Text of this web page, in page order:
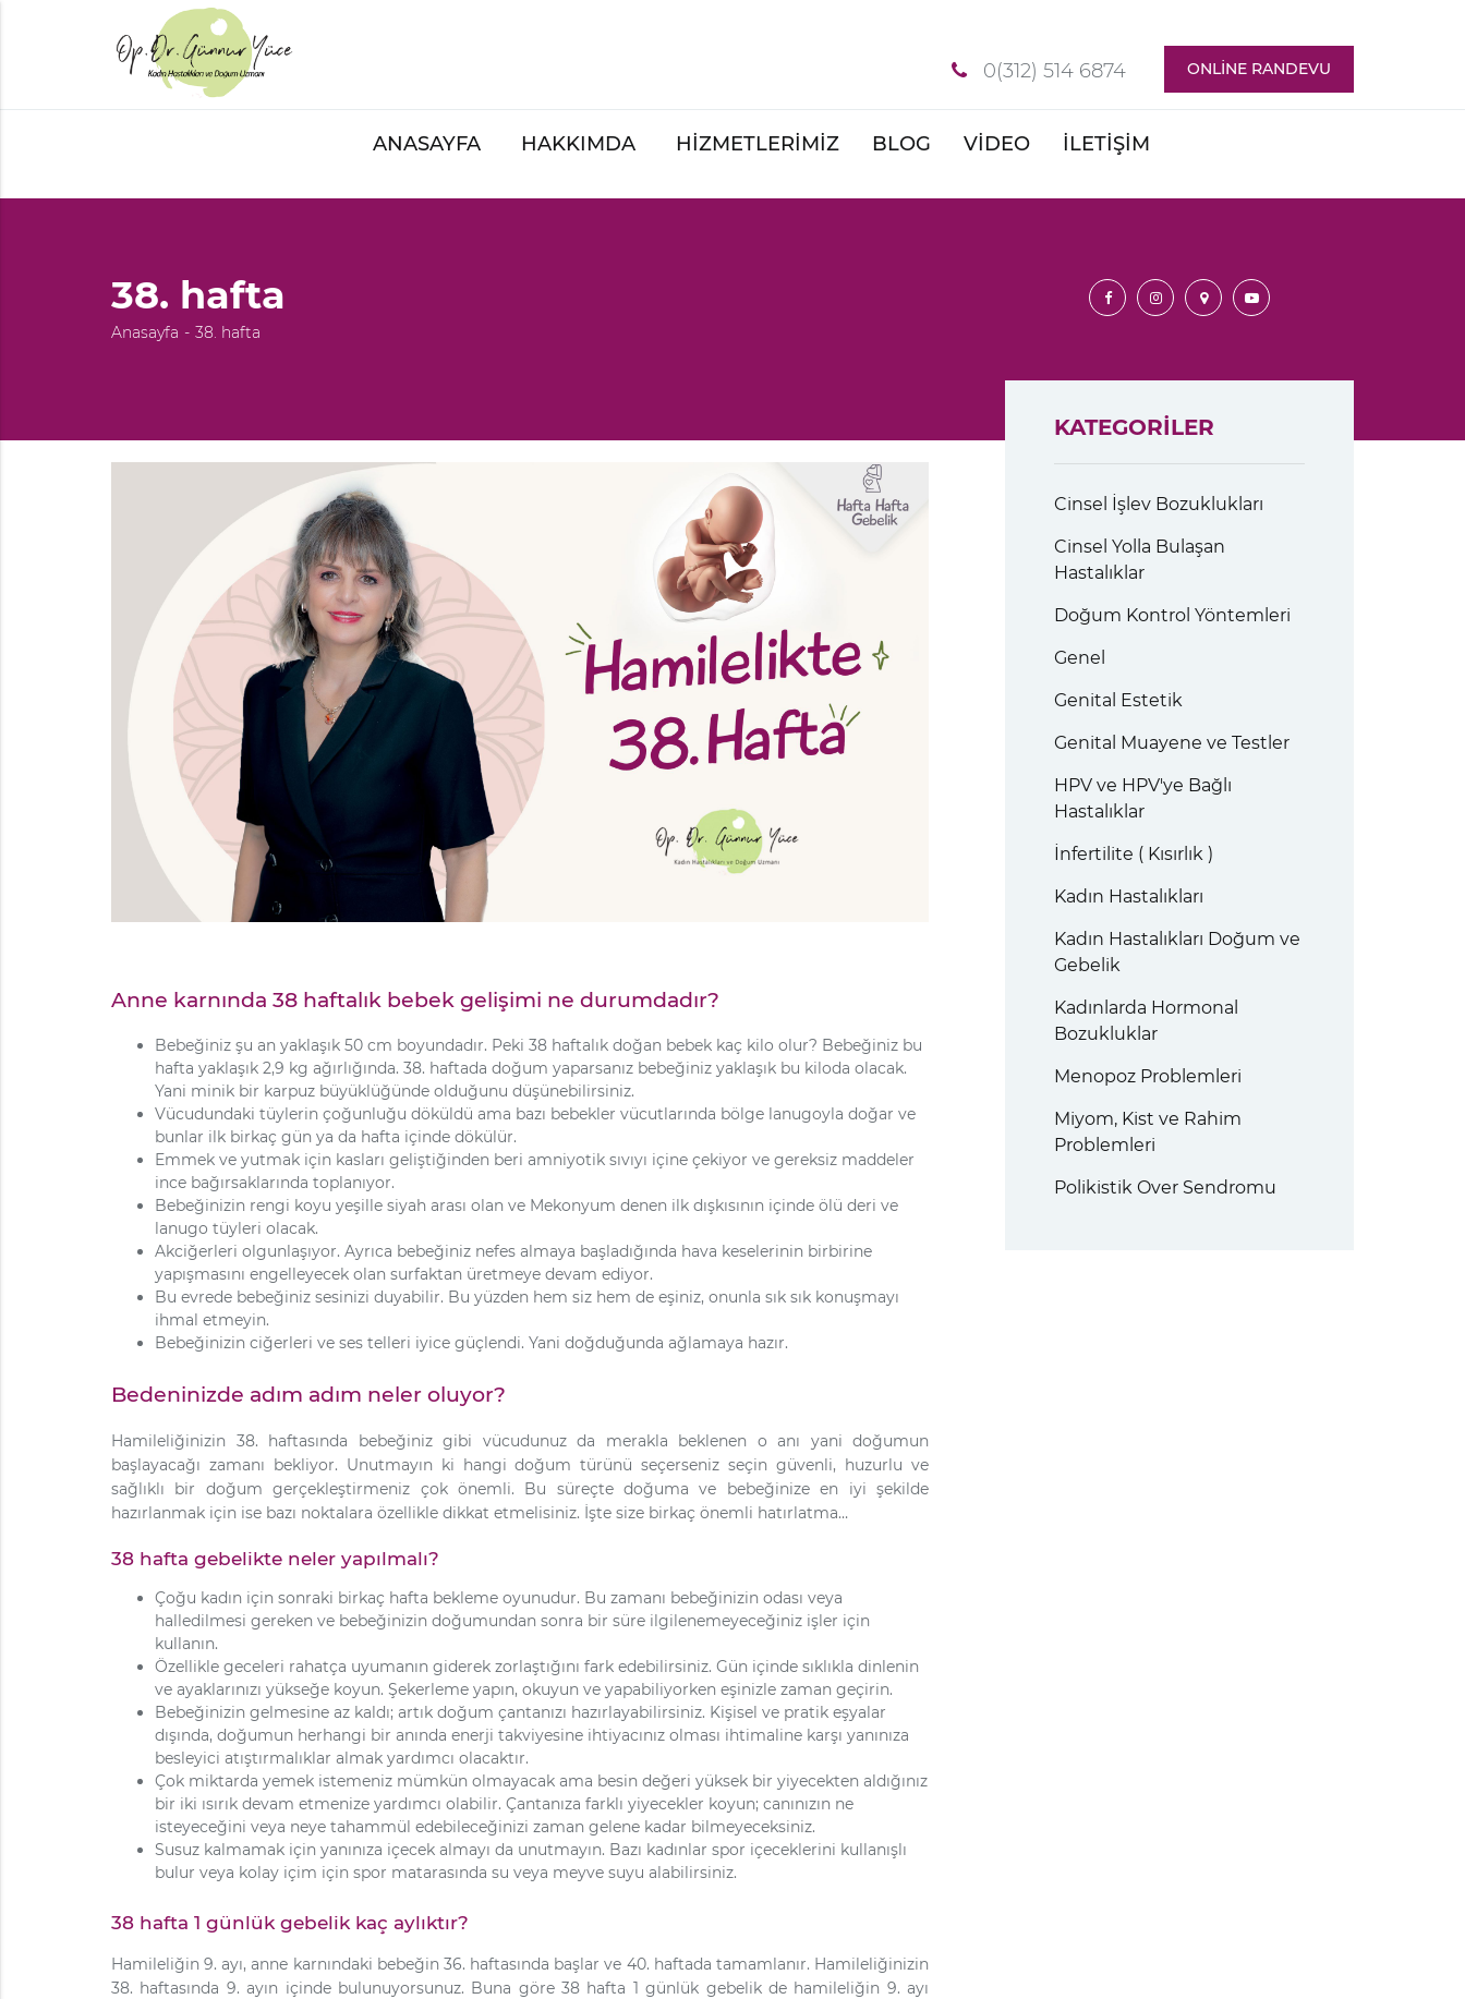
ONLİNE RANDEVU
0(312) 514 6874
ANASAYFA HAKKIMDA HİZMETLERİMİZ BLOG VİDEO İLETİŞİM
38. hafta
Anasayfa 38. hafta
Anne karnında 38 haftalık bebek gelişimi ne durumdadır?
Bebeğiniz şu an yaklaşık 50 cm boyundadır. Peki 38 haftalık doğan bebek kaç kilo olur? Bebeğiniz bu
hafta yaklaşık 2,9 kg ağırlığında. 38. haftada doğum yaparsanız bebeğiniz yaklaşık bu kiloda olacak.
Yani minik bir karpuz büyüklüğünde olduğunu düşünebilirsiniz.
Vücudundaki tüylerin çoğunluğu döküldü ama bazı bebekler vücutlarında bölge lanugoyla doğar ve
bunlar ilk birkaç gün ya da hafta içinde dökülür.
Emmek ve yutmak için kasları geliştiğinden beri amniyotik sıvıyı içine çekiyor ve gereksiz maddeler
ince bağırsaklarında toplanıyor.
Bebeğinizin rengi koyu yeşille siyah arası olan ve Mekonyum denen ilk dışkısının içinde ölü deri ve
lanugo tüyleri olacak.
Akciğerleri olgunlaşıyor. Ayrıca bebeğiniz nefes almaya başladığında hava keselerinin birbirine
yapışmasını engelleyecek olan surfaktan üretmeye devam ediyor.
Bu evrede bebeğiniz sesinizi duyabilir. Bu yüzden hem siz hem de eşiniz, onunla sık sık konuşmayı
ihmal etmeyin.
Bebeğinizin ciğerleri ve ses telleri iyice güçlendi. Yani doğduğunda ağlamaya hazır.
Bedeninizde adım adım neler oluyor?
Hamileliğinizin 38. haftasında bebeğiniz gibi vücudunuz da merakla beklenen o anı yani doğumun
başlayacağı zamanı bekliyor. Unutmayın ki hangi doğum türünü seçerseniz seçin güvenli, huzurlu ve
sağlıklı bir doğum gerçekleştirmeniz çok önemli. Bu süreçte doğuma ve bebeğinize en iyi şekilde
hazırlanmak için ise bazı noktalara özellikle dikkat etmelisiniz. İşte size birkaç önemli hatırlatma…
38 hafta gebelikte neler yapılmalı?
Çoğu kadın için sonraki birkaç hafta bekleme oyunudur. Bu zamanı bebeğinizin odası veya
halledilmesi gereken ve bebeğinizin doğumundan sonra bir süre ilgilenemeyeceğiniz işler için
kullanın.
Özellikle geceleri rahatça uyumanın giderek zorlaştığını fark edebilirsiniz. Gün içinde sıklıkla dinlenin
ve ayaklarınızı yükseğe koyun. Şekerleme yapın, okuyun ve yapabiliyorken eşinizle zaman geçirin.
Bebeğinizin gelmesine az kaldı; artık doğum çantanızı hazırlayabilirsiniz. Kişisel ve pratik eşyalar
dışında, doğumun herhangi bir anında enerji takviyesine ihtiyacınız olması ihtimaline karşı yanınıza
besleyici atıştırmalıklar almak yardımcı olacaktır.
Çok miktarda yemek istemeniz mümkün olmayacak ama besin değeri yüksek bir yiyecekten aldığınız
bir iki ısırık devam etmenize yardımcı olabilir. Çantanıza farklı yiyecekler koyun; canınızın ne
isteyeceğini veya neye tahammül edebileceğinizi zaman gelene kadar bilmeyeceksiniz.
Susuz kalmamak için yanınıza içecek almayı da unutmayın. Bazı kadınlar spor içeceklerini kullanışlı
bulur veya kolay içim için spor matarasında su veya meyve suyu alabilirsiniz.
38 hafta 1 günlük gebelik kaç aylıktır?
Hamileliğin 9. ayı, anne karnındaki bebeğin 36. haftasında başlar ve 40. haftada tamamlanır. Hamileliğinizin
38. haftasında 9. ayın içinde bulunuyorsunuz. Buna göre 38 hafta 1 günlük gebelik de hamileliğin 9. ayı
KATEGORİLER
Cinsel İşlev Bozuklukları
Cinsel Yolla Bulaşan
Hastalıklar
Doğum Kontrol Yöntemleri
Genel
Genital Estetik
Genital Muayene ve Testler
HPV ve HPV'ye Bağlı
Hastalıklar
İnfertilite ( Kısırlık )
Kadın Hastalıkları
Kadın Hastalıkları Doğum ve
Gebelik
Kadınlarda Hormonal
Bozukluklar
Menopoz Problemleri
Miyom, Kist ve Rahim
Problemleri
Polikistik Over Sendromu